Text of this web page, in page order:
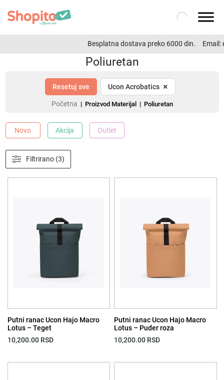
Besplatna dostava preko 6000 din. Email:
Poliuretan
Resetuj sve Ucon Acrobatics ×
Početna | Proizvod Materijal | Poliuretan
Novo Akcija Outlet
Filtrirano (3)
Putni ranac Ucon Hajo Macro
Lotus – Teget
10,200.00 RSD
Putni ranac Ucon Hajo Macro
Lotus – Puder roza
10,200.00 RSD